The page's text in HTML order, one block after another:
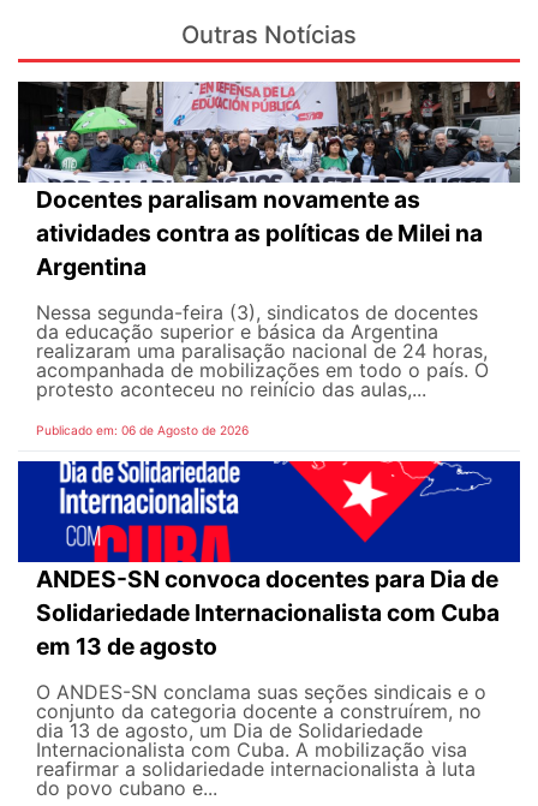
Outras Notícias
Docentes paralisam novamente as
atividades contra as políticas de Milei na
Argentina
Nessa segunda-feira (3), sindicatos de docentes
da educação superior e básica da Argentina
realizaram uma paralisação nacional de 24 horas,
acompanhada de mobilizações em todo o país. O
protesto aconteceu no reinício das aulas,...
Publicado em: 06 de Agosto de 2026
ANDES-SN convoca docentes para Dia de
Solidariedade Internacionalista com Cuba
em 13 de agosto
O ANDES-SN conclama suas seções sindicais e o
conjunto da categoria docente a construírem, no
dia 13 de agosto, um Dia de Solidariedade
Internacionalista com Cuba. A mobilização visa
reafirmar a solidariedade internacionalista à luta
do povo cubano e...